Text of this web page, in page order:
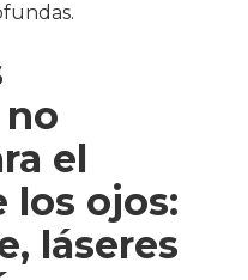
el
los ojos:
láseres